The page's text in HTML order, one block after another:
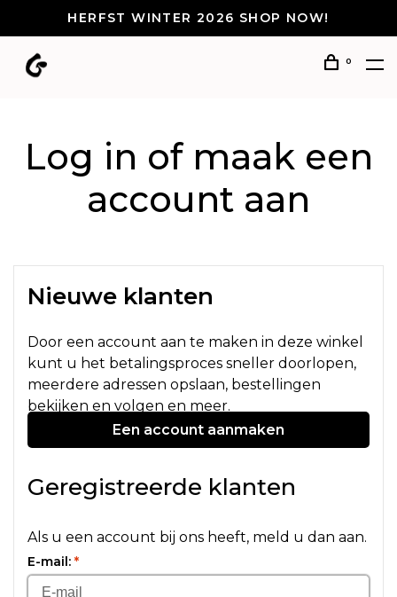
HERFST WINTER 2026 SHOP NOW!
0
Log in of maak een
account aan
Nieuwe klanten
Door een account aan te maken in deze winkel
kunt u het betalingsproces sneller doorlopen,
meerdere adressen opslaan, bestellingen
bekijken en volgen en meer.
Een account aanmaken
Geregistreerde klanten
Als u een account bij ons heeft, meld u dan aan.
E-mail: *